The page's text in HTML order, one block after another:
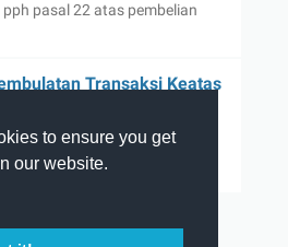
to ensure you get
our website.
pasal 22 atas pembelian
Transaksi Keatas
transaksi keatas dan